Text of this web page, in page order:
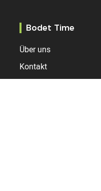
Bodet Time
Über uns
Kontakt